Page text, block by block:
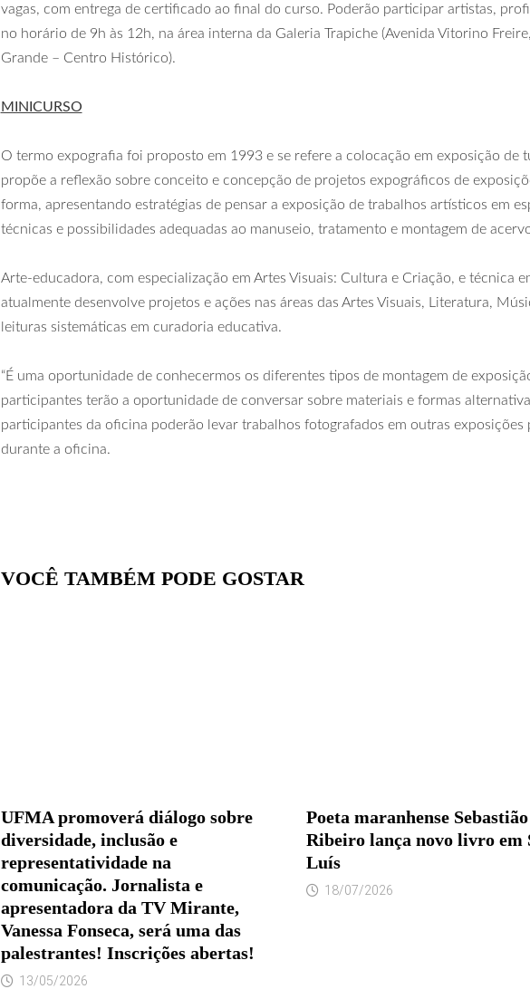
vagas, com entrega de certificado ao final do curso. Poderão participar artistas,
no horário de 9h às 12h, na área interna da Galeria Trapiche (Avenida Vitorino
Grande – Centro Histórico).
MINICURSO
O termo expografia foi proposto em 1993 e se refere a colocação em exposição
propõe a reflexão sobre conceito e concepção de projetos expográficos de
forma, apresentando estratégias de pensar a exposição de trabalhos artísticos em
técnicas e possibilidades adequadas ao manuseio, tratamento e montagem de
Arte-educadora, com especialização em Artes Visuais: Cultura e Criação, e técnica
atualmente desenvolve projetos e ações nas áreas das Artes Visuais, Literatura,
leituras sistemáticas em curadoria educativa.
“É uma oportunidade de conhecermos os diferentes tipos de montagem de
participantes terão a oportunidade de conversar sobre materiais e formas
participantes da oficina poderão levar trabalhos fotografados em outras
durante a oficina.
VOCÊ TAMBÉM PODE GOSTAR
UFMA promoverá diálogo sobre
diversidade, inclusão e
representatividade na
comunicação. Jornalista e
apresentadora da TV Mirante,
Vanessa Fonseca, será uma das
palestrantes! Inscrições abertas!
13/05/2026
Poeta maranhense Sebastião
Ribeiro lança novo livro em
Luís
18/07/2026